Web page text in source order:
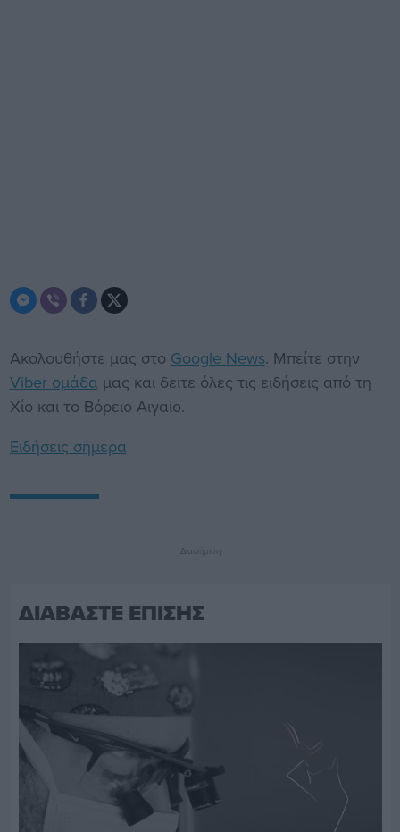
Ακολουθήστε μας στο Google News. Μπείτε στην
Viber ομάδα μας και δείτε όλες τις ειδήσεις από τη
Χίο και το Βόρειο Αιγαίο.
Ειδήσεις σήμερα
Διαφήμιση
ΔΙΑΒΑΣΤΕ ΕΠΙΣΗΣ